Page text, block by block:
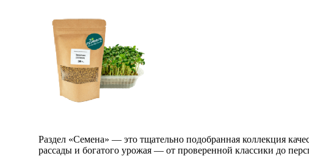
Раздел «Семена» — это тщательно подобранная коллекция
рассады и богатого урожая — от проверенной классики до